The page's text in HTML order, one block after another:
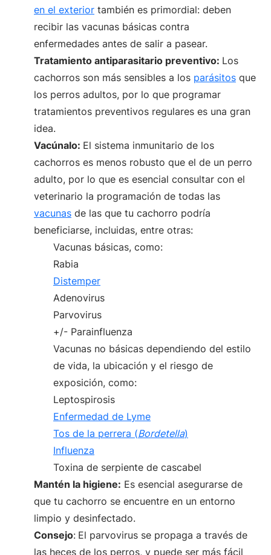
en el exterior también es primordial: deben
recibir las vacunas básicas contra
enfermedades antes de salir a pasear.
Tratamiento antiparasitario preventivo: Los
cachorros son más sensibles a los parásitos que
los perros adultos, por lo que programar
tratamientos preventivos regulares es una gran
idea.
Vacúnalo: El sistema inmunitario de los
cachorros es menos robusto que el de un perro
adulto, por lo que es esencial consultar con el
veterinario la programación de todas las
vacunas de las que tu cachorro podría
beneficiarse, incluidas, entre otras:
Vacunas básicas, como:
Rabia
Distemper
Adenovirus
Parvovirus
+/- Parainfluenza
Vacunas no básicas dependiendo del estilo
de vida, la ubicación y el riesgo de
exposición, como:
Leptospirosis
Enfermedad de Lyme
Tos de la perrera (Bordetella)
Influenza
Toxina de serpiente de cascabel
Mantén la higiene: Es esencial asegurarse de
que tu cachorro se encuentre en un entorno
limpio y desinfectado.
Consejo: El parvovirus se propaga a través de
las heces de los perros, y puede ser más fácil